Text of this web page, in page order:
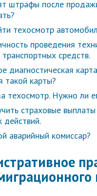
штрафы после
техосмотр
проведения
средств.
диагностическая
такой карты?
техосмотр. Нужно ли
страховые
действий.
аварийный комиссар?